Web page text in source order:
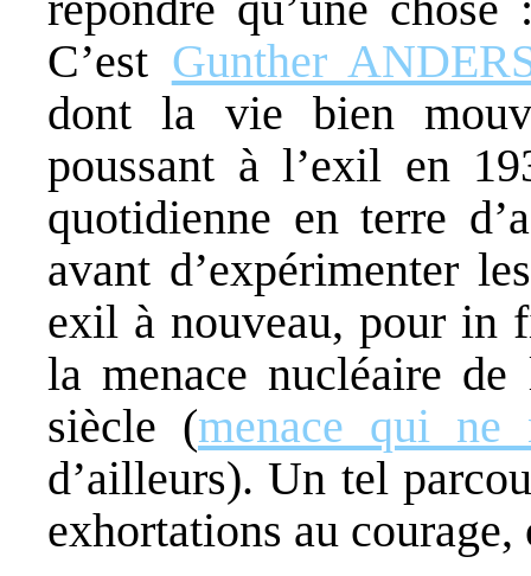
C’est Gunther
dont la vie bien
poussant à l’exil en
quotidienne en terre
avant d’expérimenter
exil à nouveau, pour in
la menace nucléaire
siècle (menace qui ne
d’ailleurs). Un tel
exhortations au courage,